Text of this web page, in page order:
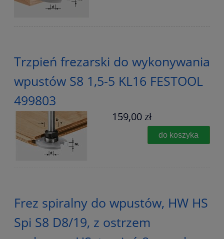
Trzpień frezarski do wykonywania
wpustów S8 1,5-5 KL16 FESTOOL
499803
159,00 zł
do koszyka
Frez spiralny do wpustów, HW HS
Spi S8 D8/19, z ostrzem